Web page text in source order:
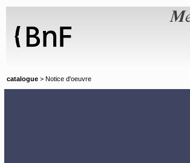
catalogue > Notice d'oeuvre